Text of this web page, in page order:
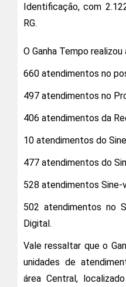
Identificação, com
RG.
O Ganha Tempo realizou
660 atendimentos no
497 atendimentos no
406 atendimentos da
10 atendimentos do
477 atendimentos do
528 atendimentos Sine-
502 atendimentos no
Digital.
Vale ressaltar que o
unidades de
área Central,